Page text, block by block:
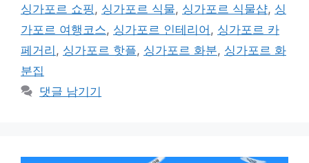
싱가포르 쇼핑, 싱가포르 식물, 싱가포르 식물샵, 싱
가포르 여행코스, 싱가포르 인테리어 , 싱가포르 카
페거리 , 싱가포르 핫플, 싱가포르 화분, 싱가포르 화
분집
댓글 남기기